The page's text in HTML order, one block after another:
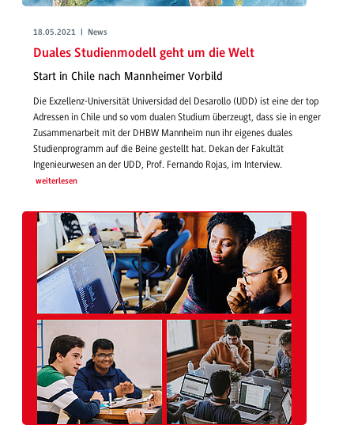
18.05.2021 | News
Duales Studienmodell geht um die Welt
Start in Chile nach Mannheimer Vorbild
Die Exzellenz-Universität Universidad del Desarollo (UDD) ist eine der top
Adressen in Chile und so vom dualen Studium überzeugt, dass sie in enger
Zusammenarbeit mit der DHBW Mannheim nun ihr eigenes duales
Studienprogramm auf die Beine gestellt hat. Dekan der Fakultät
Ingenieurwesen an der UDD, Prof. Fernando Rojas, im Interview.
weiterlesen